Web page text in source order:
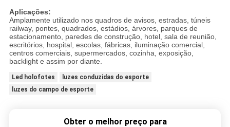
Aplicações:
Amplamente utilizado nos quadros de avisos, estradas, túneis
railway, pontes, quadrados, estádios, árvores, parques de
estacionamento, paredes de construção, hotel, sala de reunião,
escritórios, hospital, escolas, fábricas, iluminação comercial,
centros comerciais, supermercados, cozinha, exposição,
backlight e assim por diante.
Led holofotes
luzes conduzidas do esporte
luzes do campo de esporte
Obter o melhor preço para